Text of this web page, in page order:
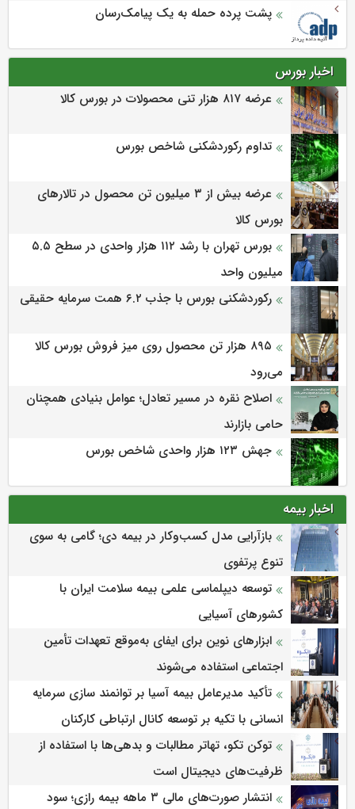
پشت پرده حمله به یک پیامک‌رسان
اخبار بورس
عرضه‌ ۸۱۷ هزار تنی محصولات در بورس کالا
تداوم رکوردشکنی شاخص بورس
عرضه بیش از ۳ میلیون تن محصول در تالارهای
بورس کالا
بورس تهران با رشد ۱۱۲ هزار واحدی در سطح ۵.۵
میلیون واحد
رکوردشکنی بورس با جذب ۶.۲ همت سرمایه حقیقی
۸۹۵ هزار تن محصول روی میز فروش بورس کالا
می‌‌رود
اصلاح نقره در مسیر تعادل؛ عوامل بنیادی همچنان
حامی بازارند
جهش ۱۲۳ هزار واحدی شاخص بورس
اخبار بیمه
بازآرایی مدل کسب‌وکار در بیمه دی؛ گامی به سوی
تنوع پرتفوی
توسعه دیپلماسی علمی بیمه سلامت ایران با
کشورهای آسیایی
ابزارهای نوین برای ایفای به‌موقع تعهدات تأمین
اجتماعی استفاده می‌شوند
تأکید مدیرعامل بیمه آسیا بر توانمند سازی سرمایه
انسانی با تکیه بر توسعه کانال ارتباطی کارکنان
توکن تکو، تهاتر مطالبات و بدهی‌ها با استفاده از
ظرفیت‌های دیجیتال است
انتشار صورت‌های مالی ۳ ماهه بیمه رازی؛ سود